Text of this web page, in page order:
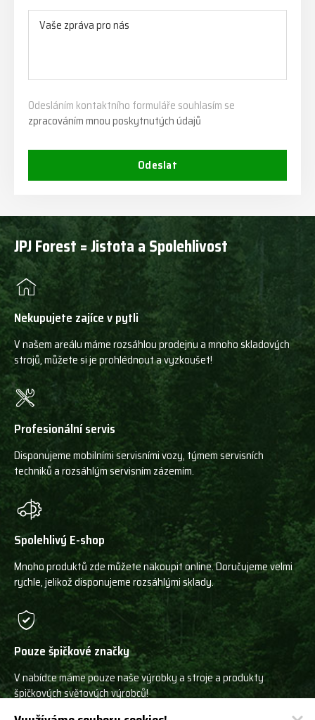
Odesláním kontaktního formuláře souhlasím se
zpracováním mnou poskytnutých údajů
Odeslat
JPJ Forest = Jistota a Spolehlivost
Nekupujete zajíce v pytli
V našem areálu máme rozsáhlou prodejnu a mnoho skladových
strojů, můžete si je prohlédnout a vyzkoušet!
Profesionální servis
Disponujeme mobilními servisními vozy, týmem servisních
techniků a rozsáhlým servisním zázemím.
Spolehlivý E-shop
Mnoho produktů zde můžete nakoupit online. Doručujeme velmi
rychle, jelikož disponujeme rozsáhlými sklady.
Pouze špičkové značky
V nabídce máme pouze naše výrobky a stroje a produkty
špičkových světových výrobců!